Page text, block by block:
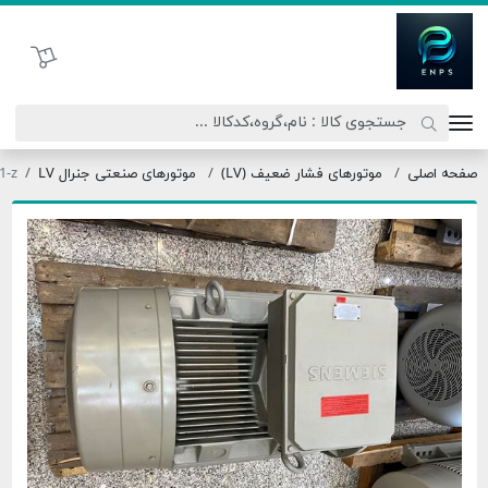
اتحاد نیروی پیشگام صنعت
موتورهای فشار ضعیف (LV) موتورهای صنعتی جنرال LV 2AB91-z